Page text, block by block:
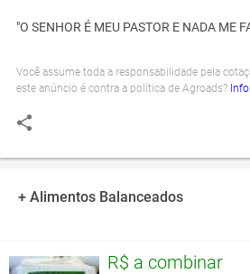
"O SENHOR É MEU PASTOR E NADA ME
Você assume toda a responsabilidade pela
este anúncio é contra a política de Agroads?
+ Alimentos Balanceados
R$ a combinar